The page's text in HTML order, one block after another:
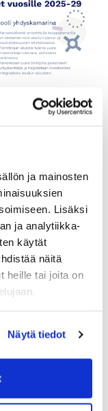
ja mainosten
Lisäksi
ja analytiikka-
käytät
näitä
heille tai joita on
Näytä tiedot
kauttaan
Oras Oy:stä